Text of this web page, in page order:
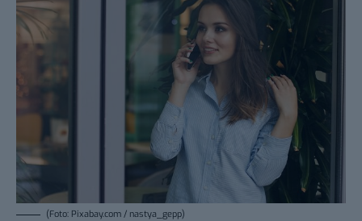
(Foto: Pixabay.com / nastya_gepp)